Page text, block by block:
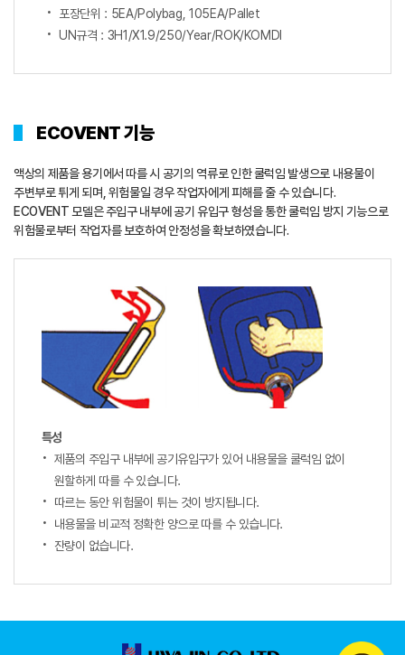
포장단위 : 5EA/Polybag, 105EA/Pallet
UN규격 : 3H1/X1.9/250/Year/ROK/KOMDI
ECOVENT 기능
액상의 제품을 용기에서 따를 시 공기의 역류로 인한 쿨럭임 발생으로 내용물이
주변부로 튀게 되며, 위험물일 경우 작업자에게 피해를 줄 수 있습니다.
ECOVENT 모델은 주입구 내부에 공기 유입구 형성을 통한 쿨럭임 방지 기능으로
위험물로부터 작업자를 보호하여 안정성을 확보하였습니다.
특성
제품의 주입구 내부에 공기유입구가 있어 내용물을 쿨럭임 없이
원할하게 따를 수 있습니다.
따르는 동안 위험물이 튀는 것이 방지됩니다.
내용물을 비교적 정확한 양으로 따를 수 있습니다.
잔량이 없습니다.